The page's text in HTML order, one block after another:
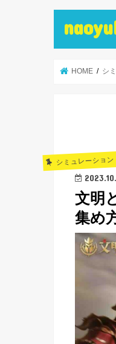
HOME シ
シミュレーション
文明
集め